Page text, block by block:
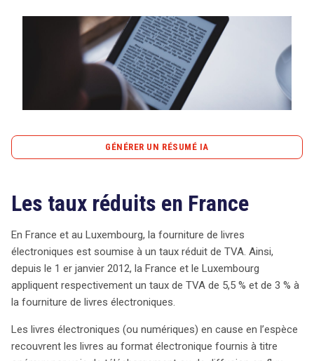
Tout sur le droit de l'innovation
Rechercher
CONTACT
GÉNÉRER UN RÉSUMÉ IA
Depuis le 1er janvier 2012, la France et le Luxembourg
appliquent des taux réduits de TVA sur les livres
électroniques, respectivement de 5,5 % et de 3 %.
Cependant, la Commission européenne a contesté cette
pratique, affirmant qu’elle contrevient à la directive TVA
de l’UE. En effet, selon la Cour de justice de l’Union
européenne (CJUE), les livres électroniques ne peuvent
comme des services fournis par voie électronique, et
non comme des biens matériels. Cette décision a été
Les taux réduits en France
En France et au Luxembourg, la fourniture de livres
électroniques est soumise à un taux réduit de TVA. Ainsi,
depuis le 1 er janvier 2012, la France et le Luxembourg
appliquent respectivement un taux de TVA de 5,5 % et de 3 % à
la fourniture de livres électroniques.
Les livres électroniques (ou numériques) en cause en l’espèce
recouvrent les livres au format électronique fournis à titre